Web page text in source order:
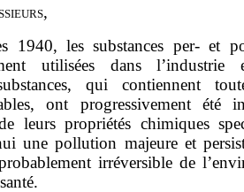
,
1940, les substances per- et
utilisées dans l’industrie
qui contiennent
ont progressivement été
leurs propriétés chimiques
une pollution majeure et
irréversible de